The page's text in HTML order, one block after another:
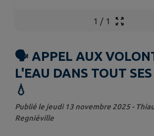
1 / 1
🗣 APPEL AUX
L'EAU DANS TOUT
💧
Publié le jeudi 13 novembre 2025 -
Regniéville